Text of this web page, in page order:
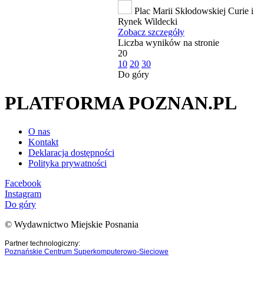
Plac Marii Skłodowskiej Curie i
Rynek Wildecki
Zobacz szczegóły
Liczba wyników na stronie
20
10 20 30
Do góry
PLATFORMA POZNAN.PL
O nas
Kontakt
Deklaracja dostępności
Polityka prywatności
Facebook
Instagram
Do góry
© Wydawnictwo Miejskie Posnania
Partner technologiczny:
Poznańskie Centrum Superkomputerowo-Sieciowe